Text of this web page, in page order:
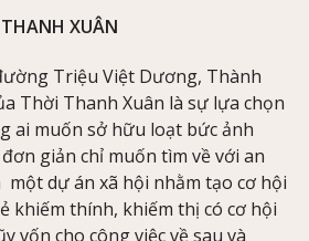
XUÂN
Triệu Việt Dương, Thành
Thời Thanh Xuân là sự lựa chọn
ai muốn sở hữu loạt bức ảnh
giản chỉ muốn tìm về với an
một dự án xã hội nhằm tạo cơ hội
khiếm thính, khiếm thị có cơ hội
vốn cho công việc về sau và